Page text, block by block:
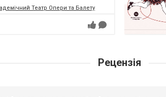
Театр Опери та Балету
Рецензія